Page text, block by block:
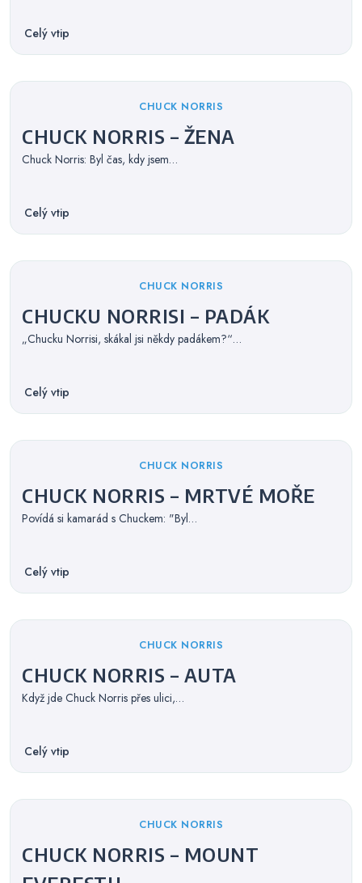
Celý vtip
Categories
CHUCK NORRIS
CHUCK NORRIS – ŽENA
Chuck Norris: Byl čas, kdy jsem…
Celý vtip
Categories
CHUCK NORRIS
CHUCKU NORRISI – PADÁK
„Chucku Norrisi, skákal jsi někdy padákem?“…
Celý vtip
Categories
CHUCK NORRIS
CHUCK NORRIS – MRTVÉ MOŘE
Povídá si kamarád s Chuckem: "Byl…
Celý vtip
Categories
CHUCK NORRIS
CHUCK NORRIS – AUTA
Když jde Chuck Norris přes ulici,…
Celý vtip
Categories
CHUCK NORRIS
CHUCK NORRIS – MOUNT